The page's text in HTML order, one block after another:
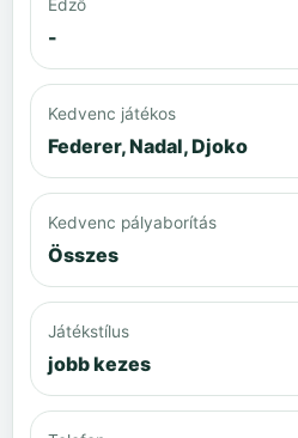
Edző
-
Kedvenc játékos
Federer, Nadal, Djoko
Kedvenc pályaborítás
Összes
Játékstílus
jobb kezes